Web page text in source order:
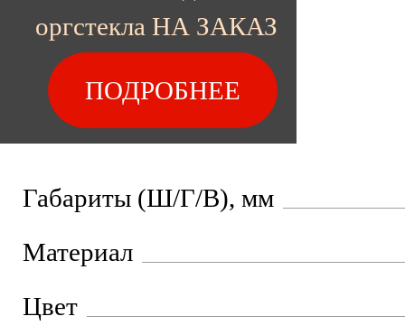
оргстекла НА ЗАКАЗ
ПОДРОБНЕЕ
Габариты (Ш/Г/В), мм
Материал
Цвет